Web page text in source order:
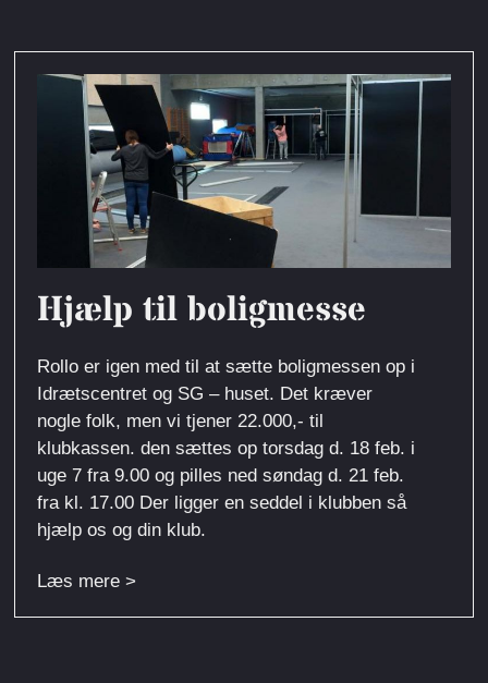
Hjælp til boligmesse
Rollo er igen med til at sætte boligmessen op i
Idrætscentret og SG – huset. Det kræver
nogle folk, men vi tjener 22.000,- til
klubkassen. den sættes op torsdag d. 18 feb. i
uge 7 fra 9.00 og pilles ned søndag d. 21 feb.
fra kl. 17.00 Der ligger en seddel i klubben så
hjælp os og din klub.
Læs mere >